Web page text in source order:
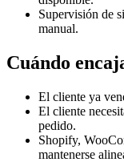
Supervisión de
manual.
Cuándo
El cliente ya
El cliente
pedido.
Shopify,
mantenerse